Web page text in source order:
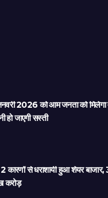
2026 को आम जनता को
हो जाएगी सस्ती
कारणों से धराशायी हुआ शेयर
करोड़